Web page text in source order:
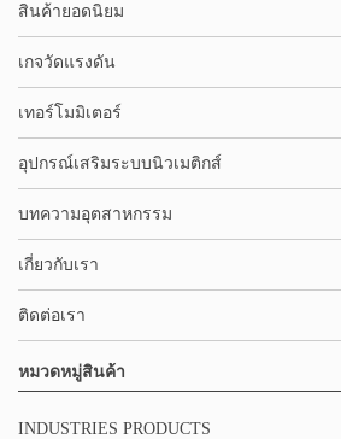
สินค้ายอดนิยม
เกจวัดแรงดัน
เทอร์โมมิเตอร์
อุปกรณ์เสริมระบบนิวเมติกส์
บทความอุตสาหกรรม
เกี่ยวกับเรา
ติดต่อเรา
หมวดหมู่สินค้า
INDUSTRIES PRODUCTS